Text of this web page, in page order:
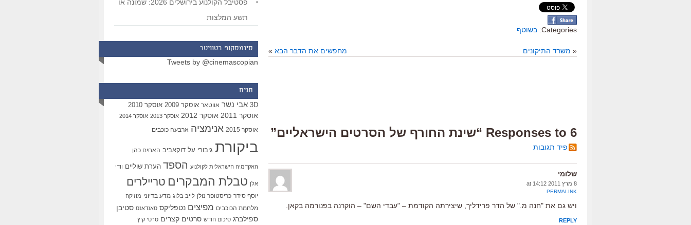
Categories: בשוטף
« משרד התיקונים מחפשים את הדבר הבא »
6 Responses to “שינת החורף של הסרטים הישראליים”
פיד תגובות
שלומי
8 מרץ 2011 at 14:12
PERMALINK
ויש גם את "חנה מ." של הדר פרידליך, שיצירתה הקודמת – "עבדי השם" – הוקרנה בפנורמה בקאן.
REPLY
פסטיבל הקולנוע בירושלים 2026: שמונה או
תשע המלצות
סינמסקופ בטוויטר
Tweets by @cinemascopian
תגים
3D אבי נשר אווטאר אוסקר 2009 אוסקר 2010
אוסקר 2011 אוסקר 2012 אוסקר 2013 אוסקר 2014
אוסקר 2015 אנימציה ארבעה כוכבים
ביקורת גיבורי על דוקאביב האחים כהן
האקדמיה הישראלית לקולנוע הספד הערת שוליים וודי
אלן טבלת המבקרים טריילרים
יוסף סידר כריסטופר נולן לייב בלוג מדע בדיוני מוזיקה
מלחמת הכוכבים מפיצים נטפליקס סאנדאנס סטיבן
ספילברג סיכום חודש סרטים קצרים סרטי קיץ